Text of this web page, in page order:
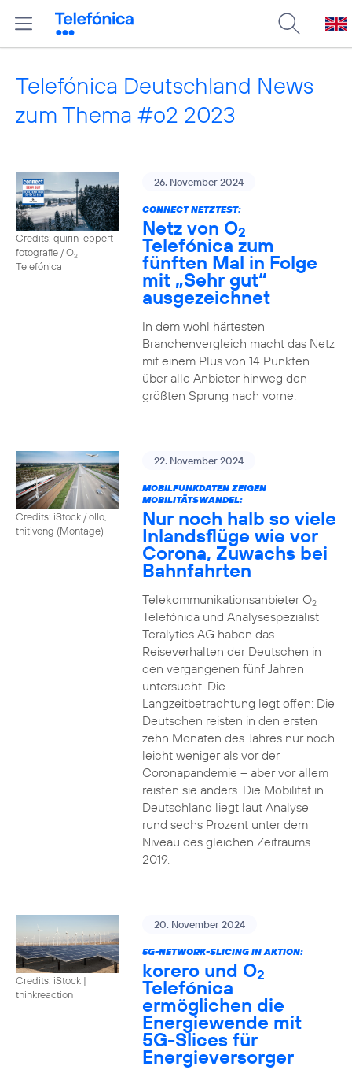
Telefónica Deutschland News
zum Thema #o2 2023
Credits: quirin leppert
fotografie / O2
Telefónica
26. November 2024
CONNECT NETZTEST:
Netz von O2
Telefónica zum
fünften Mal in Folge
mit „Sehr gut“
ausgezeichnet
In dem wohl härtesten
Branchenvergleich macht das Netz
mit einem Plus von 14 Punkten
über alle Anbieter hinweg den
größten Sprung nach vorne.
Credits: iStock / ollo,
thitivong (Montage)
22. November 2024
MOBILFUNKDATEN ZEIGEN
MOBILITÄTSWANDEL:
Nur noch halb so viele
Inlandsflüge wie vor
Corona, Zuwachs bei
Bahnfahrten
Telekommunikationsanbieter O2
Telefónica und Analysespezialist
Teralytics AG haben das
Reiseverhalten der Deutschen in
den vergangenen fünf Jahren
untersucht. Die
Langzeitbetrachtung legt offen: Die
Deutschen reisten in den ersten
zehn Monaten des Jahres nur noch
leicht weniger als vor der
Coronapandemie – aber vor allem
reisten sie anders. Die Mobilität in
Deutschland liegt laut Analyse
rund sechs Prozent unter dem
Niveau des gleichen Zeitraums
2019.
Credits: iStock |
thinkreaction
20. November 2024
5G-NETWORK-SLICING IN AKTION:
korero und O2
Telefónica
ermöglichen die
Energiewende mit
5G-Slices für
Energieversorger